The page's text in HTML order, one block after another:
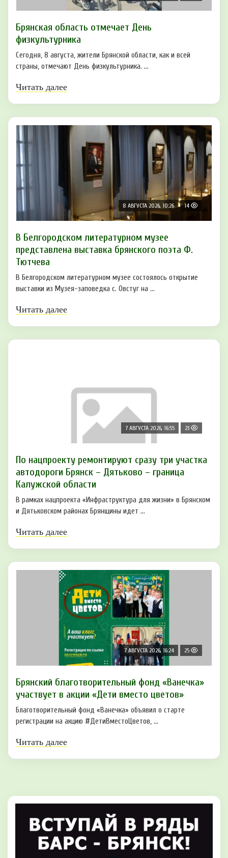
Брянская область отмечает День
физкультурника
Сегодня, 8 августа, жители Брянской области, как и всей
страны, отмечают День физкультурника. ...
Читать далее
8 АВГУСТА 2026, 10:26 14
В Белгородском литературном музее
представлена выставка брянского поэта Ф.
Тютчева
В Белгородском литературном музее состоялось открытие
выставки из Музея-заповедка с. Овстуг на ...
Читать далее
7 АВГУСТА 2026, 16:55 23
По нацпроекту ремонтируют сразу три участка
автодороги Брянск – Дятьково – граница
Калужской области
В рамках нацпроекта «Инфраструктура для жизни» в Брянском
и Дятьковском районах Брянщины идет ...
Читать далее
7 АВГУСТА 2026, 16:24 25
Брянский благотворительный фонд «Ванечка»
участвует в акции «Дети вместо цветов»
Благотворительный фонд «Ванечка» объявил о старте
регистрации на акцию #ДетиВместоЦветов, ...
Читать далее